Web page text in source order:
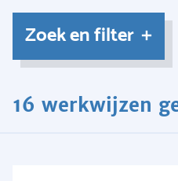
Zoek en filter
16 werkwijzen